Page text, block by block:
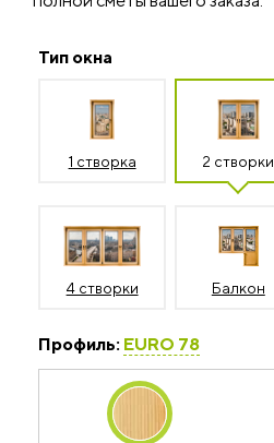
Тип окна
1 створка 2 створки
4 створки Балкон
Профиль: EURO 78